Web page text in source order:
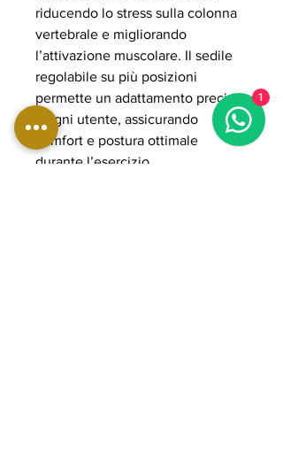
riducendo lo stress sulla colonna
vertebrale e migliorando
l’attivazione muscolare. Il sedile
regolabile su più posizioni
permette un adattamento preciso
a ogni utente, assicurando
comfort e postura ottimale
durante l’esercizio.
1